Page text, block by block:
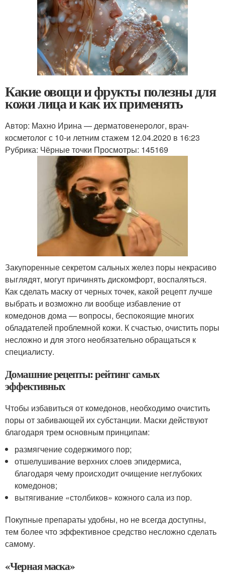
Какие овощи и фрукты полезны для
кожи лица и как их применять
Автор: Махно Ирина — дерматовенеролог, врач-
косметолог с 10-и летним стажем 12.04.2020 в 16:23
Рубрика: Чёрные точки Просмотры: 145169
Закупоренные секретом сальных желез поры некрасиво
выглядят, могут причинять дискомфорт, воспаляться.
Как сделать маску от черных точек, какой рецепт лучше
выбрать и возможно ли вообще избавление от
комедонов дома — вопросы, беспокоящие многих
обладателей проблемной кожи. К счастью, очистить поры
несложно и для этого необязательно обращаться к
специалисту.
Домашние рецепты: рейтинг самых
эффективных
Чтобы избавиться от комедонов, необходимо очистить
поры от забивающей их субстанции. Маски действуют
благодаря трем основным принципам:
размягчение содержимого пор;
отшелушивание верхних слоев эпидермиса,
благодаря чему происходит очищение неглубоких
комедонов;
вытягивание «столбиков» кожного сала из пор.
Покупные препараты удобны, но не всегда доступны,
тем более что эффективное средство несложно сделать
самому.
«Черная маска»